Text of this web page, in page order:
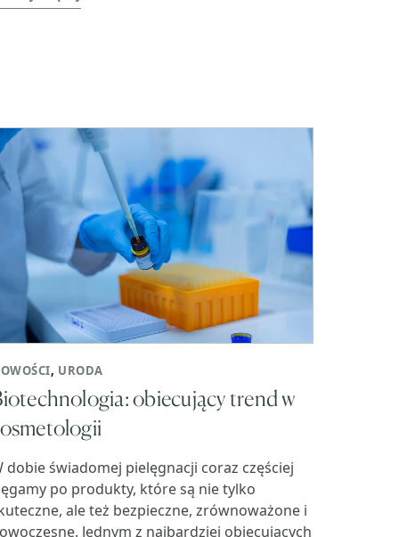
, URODA
obiecujący trend w
dobie świadomej pielęgnacji coraz częściej
po produkty, które są nie tylko
ale też bezpieczne, zrównoważone i
Jednym z najbardziej obiecujących